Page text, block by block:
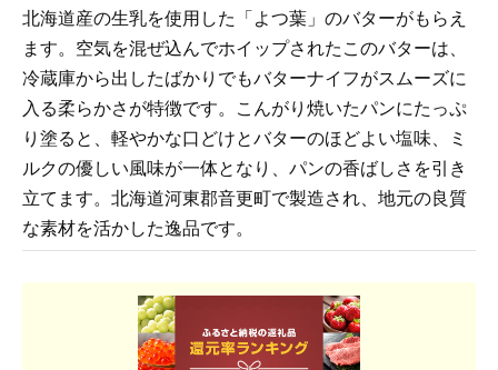
北海道産の生乳を使用した「よつ葉」のバターがもらえ
ます。空気を混ぜ込んでホイップされたこのバターは、
冷蔵庫から出したばかりでもバターナイフがスムーズに
入る柔らかさが特徴です。こんがり焼いたパンにたっぷ
り塗ると、軽やかな口どけとバターのほどよい塩味、ミ
ルクの優しい風味が一体となり、パンの香ばしさを引き
立てます。北海道河東郡音更町で製造され、地元の良質
な素材を活かした逸品です。